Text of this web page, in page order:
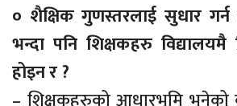
० शैक्षिक गुणस्तरलाई सुधार
भन्दा पनि शिक्षकहरु विद्यालयमै
होइन र ?